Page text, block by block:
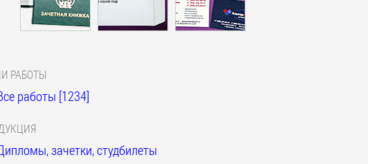
РАБОТЫ
работы [1234]
зачетки, студбилеты